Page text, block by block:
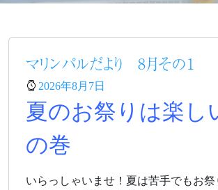
マリンパルだより 8月その１
2026年8月7日
夏のお祭りは楽し
の巻
いらっしゃいませ！夏は苦手でもお